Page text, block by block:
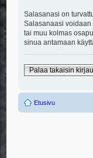
Salasanasi on
Salasanaasi voidaan
tai muu kolmas
sinua antamaan
Palaa takaisin
Etusivu